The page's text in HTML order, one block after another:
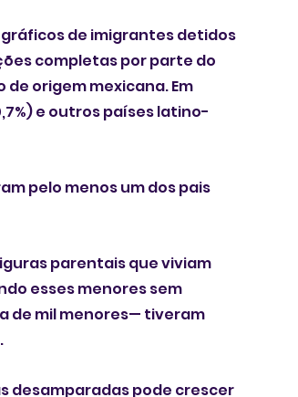
de imigrantes detidos
completas por parte do
origem mexicana. Em
e outros países latino-
pelo menos um dos pais
parentais que viviam
esses menores sem
de mil menores— tiveram
desamparadas pode crescer